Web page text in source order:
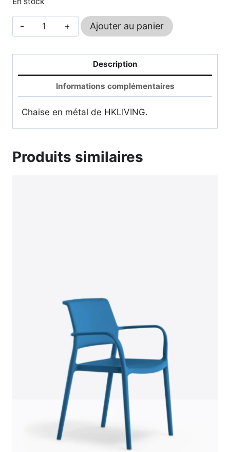
quantité
de
Métal
Ajouter au panier
Description
Informations complémentaires
Chaise en métal de HKLIVING.
Produits similaires